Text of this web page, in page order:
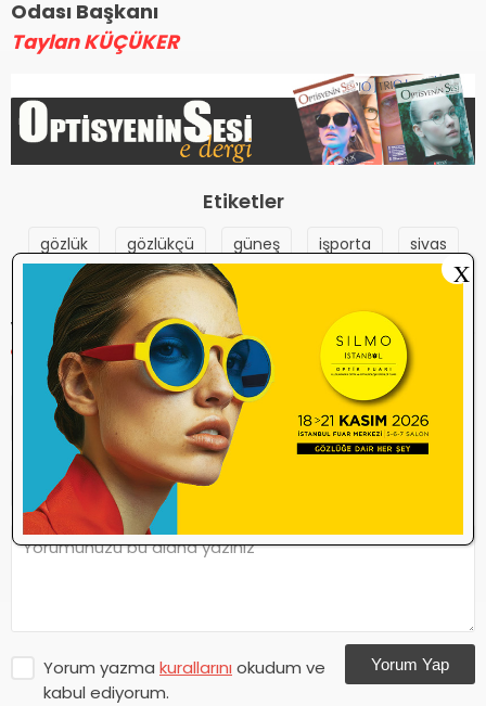
Odası Başkanı
Taylan KÜÇÜKER
Etiketler
gözlük gözlükçü güneş işporta sivas
YORUM YAP
Yorum yazma kurallarını okudum ve
kabul ediyorum.
Yorum Yap
X